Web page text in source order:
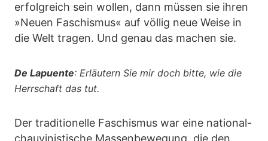
erfolgreich sein wollen, dann müssen sie ihren
»Neuen Faschismus« auf völlig neue Weise in
die Welt tragen. Und genau das machen sie.
De Lapuente: Erläutern Sie mir doch bitte, wie die
Herrschaft das tut.
Der traditionelle Faschismus war eine national-